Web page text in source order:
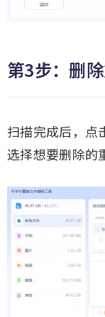
第3步：删
扫描完成后，点
选择想要删除的